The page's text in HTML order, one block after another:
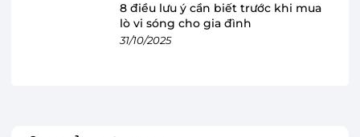
8 điều lưu ý cần biết trước khi mua
lò vi sóng cho gia đình
31/10/2025